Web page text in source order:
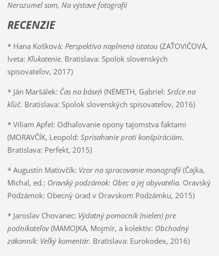
Nerozumel som, Na výstave fotografií
RECENZIE
* Hana Košková: Perspektíva naplnená istotou (ZAŤOVIČOVÁ,
Iveta: Kľukatenie. Bratislava: Spolok slovenských
spisovateľov, 2017)
* Ján Maršálek: Čas na báseň (NÉMETH, Gabriel: Srdce na
kľúč. Bratislava: Spolok slovenských spisovateľov, 2016)
* Viliam Apfel: Odhaľovanie opony tajomstva faktami
(MORAVČÍK, Leopold: Sprisahanie proti konšpiráciám.
Bratislava: Perfekt, 2015)
* Augustín Maťovčík: Vzor na spracovanie monografií(Čajka,
Michal, ed.: Oravský podzámok: Obec a jej obyvatelia. Oravský
Podzámok: Obecný úrad v Oravskom Podzámku, 2015)
* Jaroslav Chovanec: Výdatný pomocník (nielen) pre
podnikateľov(MAMOJKA, Mojmír, a kolektív: Obchodný
zákonník: Veľký komentár. Bratislava: Eurokodex, 2016)